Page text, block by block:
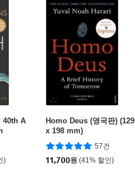
40th A
)
Homo Deus (영국판) (129
x 198 mm)
57건
11,700원 (41% 할인)